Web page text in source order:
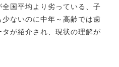
国平均より劣っている、子
ないのに中年～高齢では歯
が紹介され、現状の理解が